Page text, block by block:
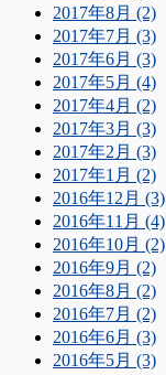
2017年8月 (2)
2017年7月 (3)
2017年6月 (3)
2017年5月 (4)
2017年4月 (2)
2017年3月 (3)
2017年2月 (3)
2017年1月 (2)
2016年12月 (3)
2016年11月 (4)
2016年10月 (2)
2016年9月 (2)
2016年8月 (2)
2016年7月 (2)
2016年6月 (3)
2016年5月 (3)